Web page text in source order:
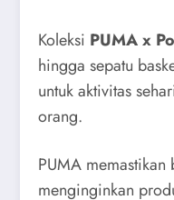
Koleksi PUMA x
hingga sepatu
untuk aktivitas
orang.
PUMA
menginginkan